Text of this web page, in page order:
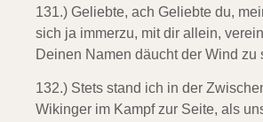
131.) Geliebte, ach Geliebte du,
sich ja immerzu, mit dir allein,
Deinen Namen däucht der Wind zu
132.) Stets stand ich in der
Wikinger im Kampf zur Seite, als